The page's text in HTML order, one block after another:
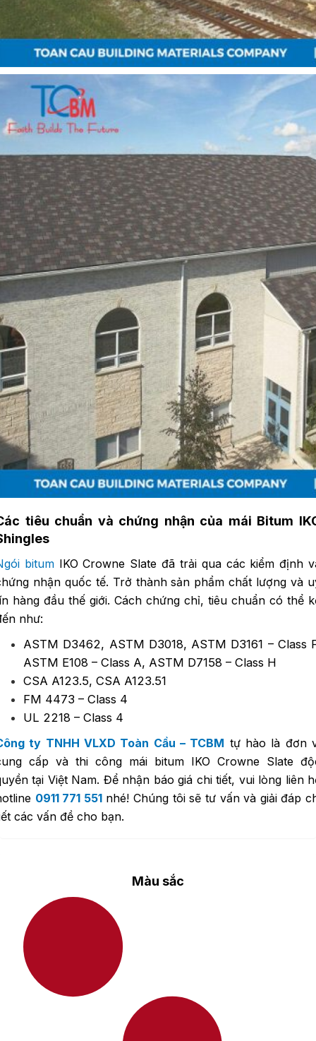
tiêu chuẩn và chứng nhận của mái Bitum
bitumIKO Crowne Slate đã trải qua các kiểm định
nhận quốc tế. Trở thành sản phẩm chất lượng và
hàng đầu thế giới. Cách chứng chỉ, tiêu chuẩn có thể
như:
ASTM D3462, ASTM D3018, ASTM D3161 – Class
ASTM E108 – Class A, ASTM D7158 – Class H
CSA A123.5, CSA A123.51
FM 4473 – Class 4
UL 2218 – Class 4
ty TNHH VLXD Toàn Cầu – TCBM tự hào là đơn
cấp và thi công mái bitum IKO Crowne Slate
tại Việt Nam. Để nhận báo giá chi tiết, vui lòng liên
0911 771 551nhé! Chúng tôi sẽ tư vấn và giải đáp
các vấn đề cho bạn.
Màu sắc